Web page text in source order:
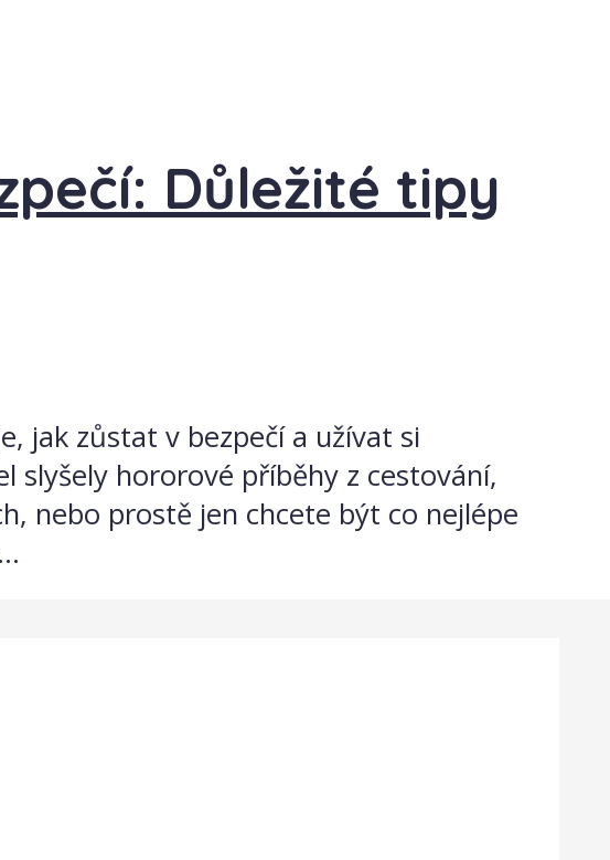
Důležité tipy
jak zůstat v bezpečí a užívat si
slyšely hororové příběhy z cestování,
nebo prostě jen chcete být co nejlépe